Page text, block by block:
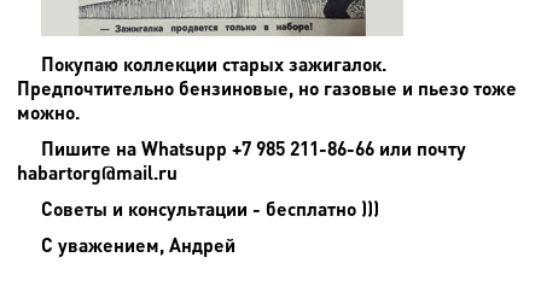
Покупаю коллекции старых зажигалок.
Предпочтительно бензиновые, но газовые и пьезо тоже
можно.
Пишите на Whatsupp +7 985 211-86-66 или почту
habartorg@mail.ru
Советы и консультации - бесплатно )))
С уважением, Андрей